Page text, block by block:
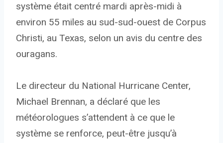
système était centré mardi après-midi à
environ 55 miles au sud-sud-ouest de Corpus
Christi, au Texas, selon un avis du centre des
ouragans.
Le directeur du National Hurricane Center,
Michael Brennan, a déclaré que les
météorologues s’attendent à ce que le
système se renforce, peut-être jusqu’à